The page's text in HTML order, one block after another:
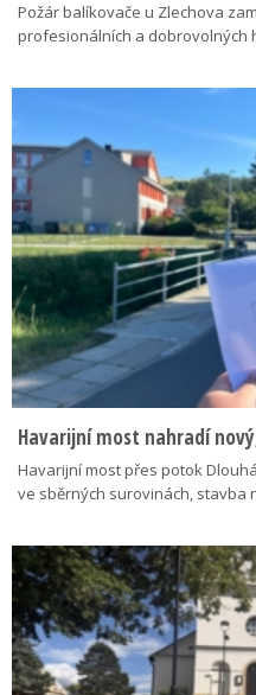
Požár balíkovače u Zlechova
profesionálních a dobrovolných
Havarijní most nahradí
Havarijní most přes potok
ve sběrných surovinách, stavba